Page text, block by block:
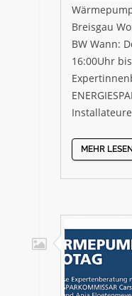
Breisgau
BW Wann:
16:00Uhr
MEHR LESEN